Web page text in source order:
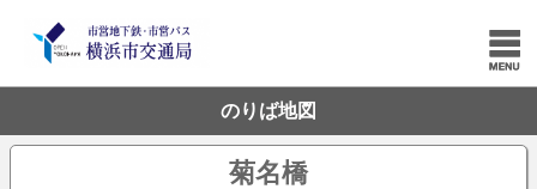
のりば地図
菊名橋